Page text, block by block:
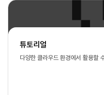
튜토리얼
다양한 클라우드 환경에서 활용할